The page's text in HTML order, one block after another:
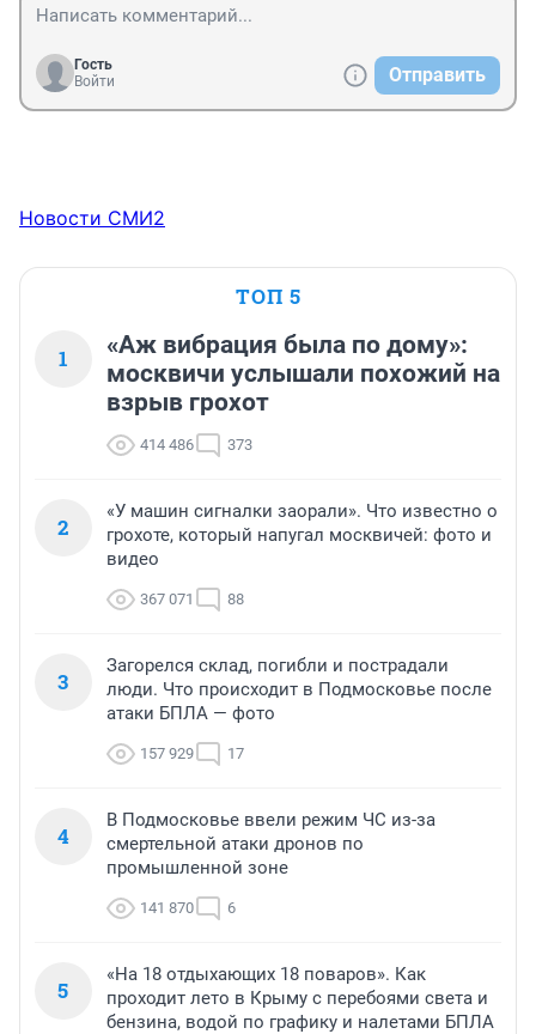
Гость
Войти
Отправить
Новости СМИ2
ТОП 5
1
«Аж вибрация была по дому»:
москвичи услышали похожий на
взрыв грохот
414 486 373
2
«У машин сигналки заорали». Что известно о
грохоте, который напугал москвичей: фото и
видео
367 071 88
3
Загорелся склад, погибли и пострадали
люди. Что происходит в Подмосковье после
атаки БПЛА — фото
157 929 17
4
В Подмосковье ввели режим ЧС из-за
смертельной атаки дронов по
промышленной зоне
141 870 6
5
«На 18 отдыхающих 18 поваров». Как
проходит лето в Крыму с перебоями света и
бензина, водой по графику и налетами БПЛА